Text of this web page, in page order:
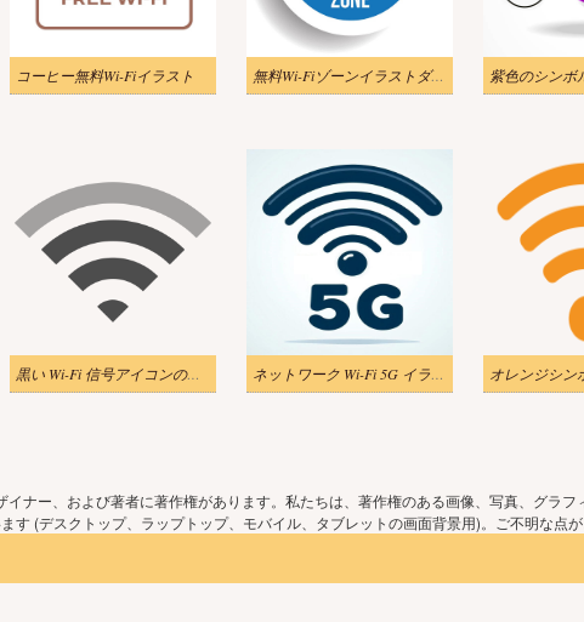
コーヒー無料Wi-Fiイラスト 無料Wi-Fiゾーンイラストダウンロード 紫色のシンボ
黒い Wi-Fi 信号アイコンのイラスト ネットワーク Wi-Fi 5G イラスト画像
ナー、および著者に著作権があります。私たちは、著作権のある画像、写真、グラ
(デスクトップ、ラップトップ、モバイル、タブレットの画面背景用)。ご不明な点